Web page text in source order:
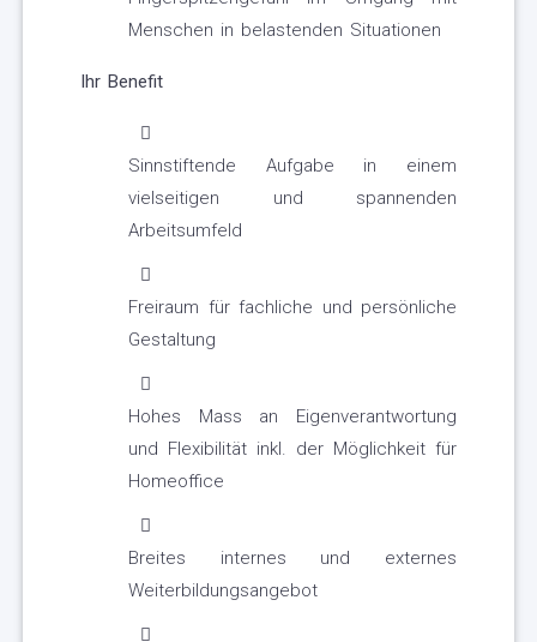
Menschen in belastenden Situationen
Ihr Benefit
Sinnstiftende Aufgabe in einem
vielseitigen und spannenden
Arbeitsumfeld
Freiraum für fachliche und persönliche
Gestaltung
Hohes Mass an Eigenverantwortung
und Flexibilität inkl. der Möglichkeit für
Homeoffice
Breites internes und externes
Weiterbildungsangebot